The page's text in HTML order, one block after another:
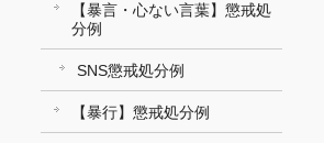
【暴言・心ない言葉】懲戒処
分例
SNS懲戒処分例
【暴行】懲戒処分例